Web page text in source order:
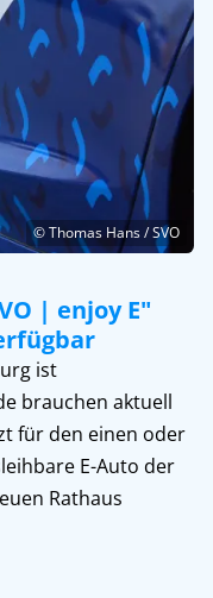
© Thomas Hans / SVO
| enjoy E"
ist
brauchen aktuell
für den einen oder
E-Auto der
Rathaus